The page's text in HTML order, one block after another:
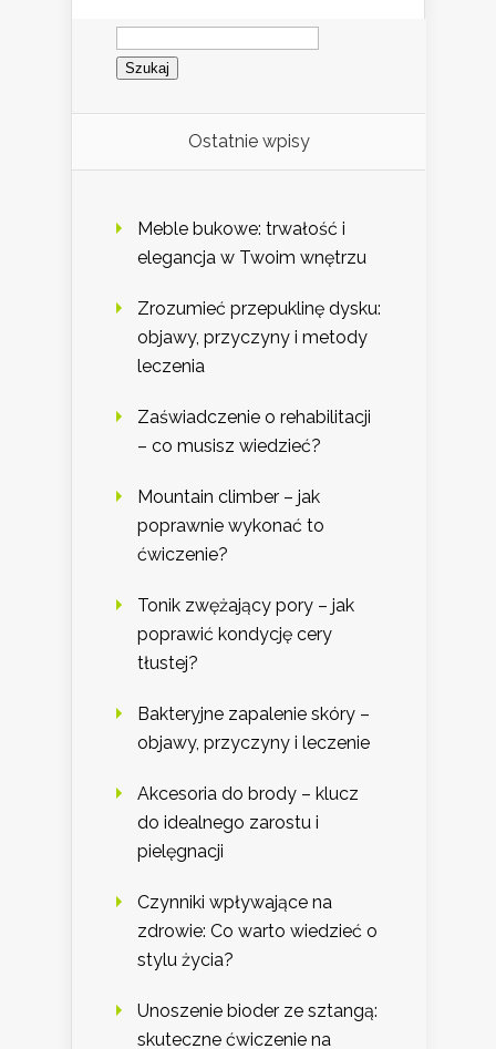
Szukaj:
Ostatnie wpisy
Meble bukowe: trwałość i
elegancja w Twoim wnętrzu
Zrozumieć przepuklinę dysku:
objawy, przyczyny i metody
leczenia
Zaświadczenie o rehabilitacji
– co musisz wiedzieć?
Mountain climber – jak
poprawnie wykonać to
ćwiczenie?
Tonik zwężający pory – jak
poprawić kondycję cery
tłustej?
Bakteryjne zapalenie skóry –
objawy, przyczyny i leczenie
Akcesoria do brody – klucz
do idealnego zarostu i
pielęgnacji
Czynniki wpływające na
zdrowie: Co warto wiedzieć o
stylu życia?
Unoszenie bioder ze sztangą:
skuteczne ćwiczenie na